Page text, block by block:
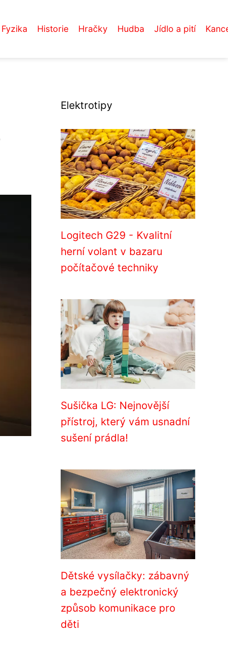
Fyzika Historie Hračky Hudba Jídlo a pití
Elektrotipy
Logitech G29 - Kvalitní
herní volant v bazaru
počítačové techniky
Sušička LG: Nejnovější
přístroj, který vám usnadní
sušení prádla!
Dětské vysílačky: zábavný
a bezpečný elektronický
způsob komunikace pro
děti